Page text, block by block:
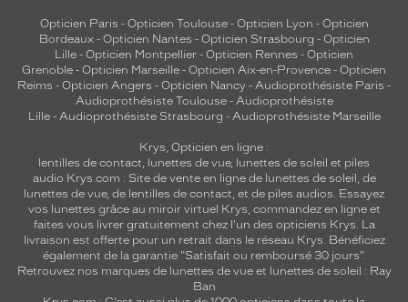
Opticien Paris - Opticien Toulouse- Opticien Lyon - Opticien
Bordeaux- Opticien Nantes - Opticien Strasbourg - Opticien
Lille - Opticien Montpellier - Opticien Rennes - Opticien
Grenoble - Opticien Marseille - Opticien Aix-en-Provence - Opticien
Reims - Opticien Angers - Opticien Nancy - Audioprothésiste Paris -
Audioprothésiste Toulouse- Audioprothésiste
Lille- Audioprothésiste Strasbourg - Audioprothésiste Marseille
Krys, Opticien en ligne :
lentilles de contact, lunettes de vue, lunettes de soleil et piles
audio Krys.com : Site de vente en ligne de lunettes de soleil, de
lunettes de vue, de lentilles de contact, et de piles audios. Essayez
vos lunettes grâce au miroir virtuel Krys, commandez en ligne et
faites vous livrer gratuitement chez l'un des opticiens Krys. La
livraison est offerte pour un retrait dans le réseau Krys. Bénéficiez
également de la garantie "Satisfait ou remboursé 30 jours".
Retrouvez nos marques de lunettes de vue et lunettes de soleil : Ray
Ban